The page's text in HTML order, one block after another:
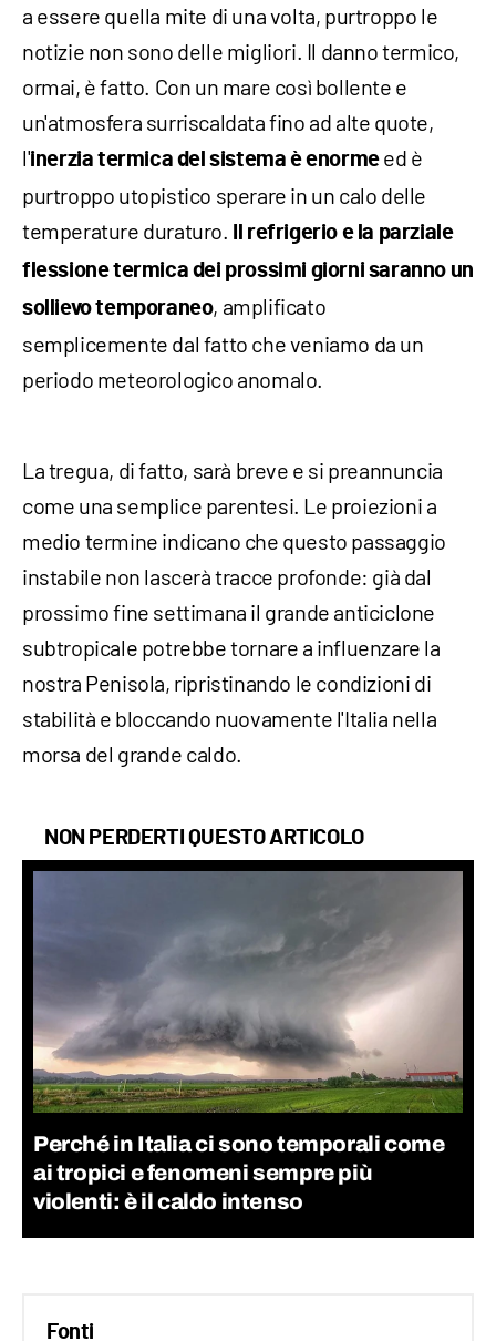
a essere quella mite di una volta, purtroppo le
notizie non sono delle migliori. Il danno termico,
ormai, è fatto. Con un mare così bollente e
un'atmosfera surriscaldata fino ad alte quote,
l'inerzia termica del sistema è enormeed è
purtroppo utopistico sperare in un calo delle
temperature duraturo.
Il refrigerio e la parziale
flessione termica dei prossimi giorni saranno un
sollievo temporaneo, amplificato
semplicemente dal fatto che veniamo da un
periodo meteorologico anomalo.
La tregua, di fatto, sarà breve e si preannuncia
come una semplice parentesi. Le proiezioni a
medio termine indicano che questo passaggio
instabile non lascerà tracce profonde: già dal
prossimo fine settimana il grande anticiclone
subtropicale potrebbe tornare a influenzare la
nostra Penisola, ripristinando le condizioni di
stabilità e bloccando nuovamente l'Italia nella
morsa del grande caldo.
NON PERDERTI QUESTO ARTICOLO
Perché in Italia ci sono temporali come
ai tropici e fenomeni sempre più
violenti: è il caldo intenso
Fonti